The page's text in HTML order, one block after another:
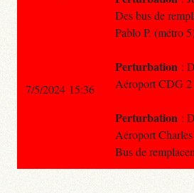
Des bus de
Pablo P. (métro
Perturbation :
Aéroport CDG 2
Perturbation :
Aéroport
Bus de
7/5/2024 15:36